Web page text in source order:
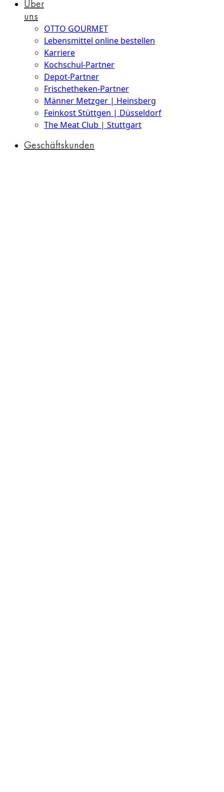
Über
uns
OTTO GOURMET
Lebensmittel online bestellen
Karriere
Kochschul-Partner
Depot-Partner
Frischetheken-Partner
Männer Metzger | Heinsberg
Feinkost Stüttgen | Düsseldorf
The Meat Club | Stuttgart
Geschäftskunden